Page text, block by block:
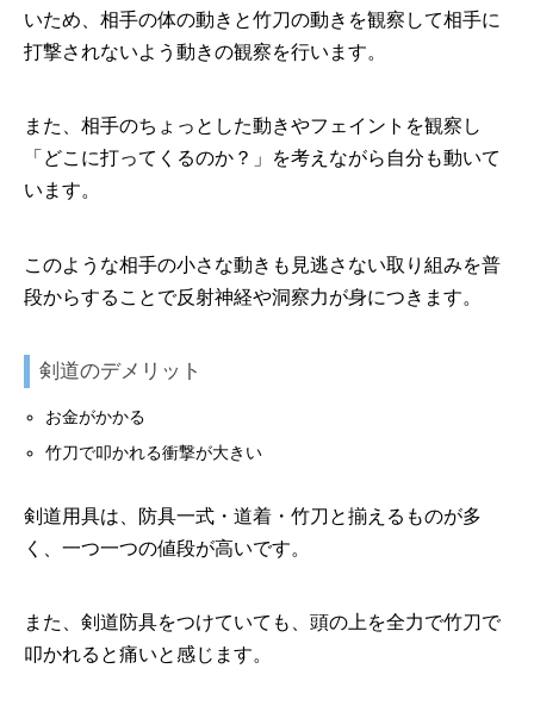
いため、相手の体の動きと竹刀の動きを観察して相手に
打撃されないよう動きの観察を行います。
また、相手のちょっとした動きやフェイントを観察し
「どこに打ってくるのか？」を考えながら自分も動いて
います。
このような相手の小さな動きも見逃さない取り組みを普
段からすることで反射神経や洞察力が身につきます。
剣道のデメリット
お金がかかる
竹刀で叩かれる衝撃が大きい
剣道用具は、防具一式・道着・竹刀と揃えるものが多
く、一つ一つの値段が高いです。
また、剣道防具をつけていても、頭の上を全力で竹刀で
叩かれると痛いと感じます。